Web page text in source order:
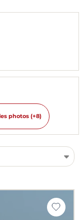
Voir les photos (+8)